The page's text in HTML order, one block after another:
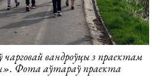
чарговай вандроўцы з праектам
Фота аўтараў праекта